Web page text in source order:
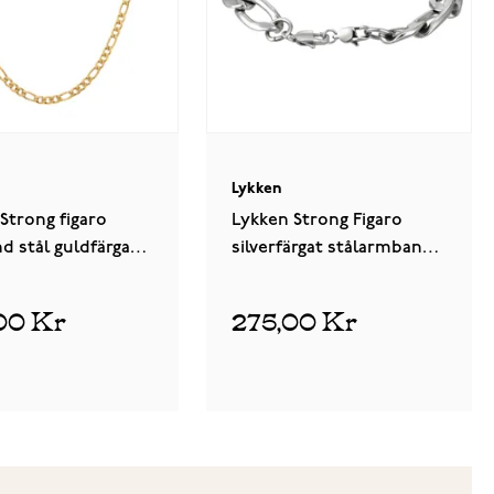
figaro
stål guldfärgat
Kr
Lykken
Lykken Strong Figaro
silverfärgat stålarmband
275,00 Kr